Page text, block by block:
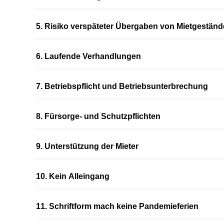
5. Risiko verspäteter Übergaben von
6. Laufende Verhandlungen
7. Betriebspflicht und Betriebsunterbrechung
8. Fürsorge- und Schutzpflichten
9. Unterstützung der Mieter
10. Kein Alleingang
11. Schriftform mach keine Pandemieferien